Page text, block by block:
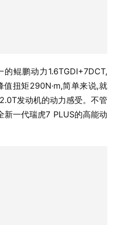
鲲鹏动力1.6TGDI+7DCT,
扭矩290N·m,简单来说,就
发动机的动力感受。不管
新一代瑞虎7 PLUS的高能动